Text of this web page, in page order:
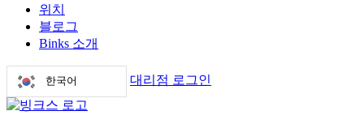
위치
블로그
Binks 소개
한국어 대리점 로그인